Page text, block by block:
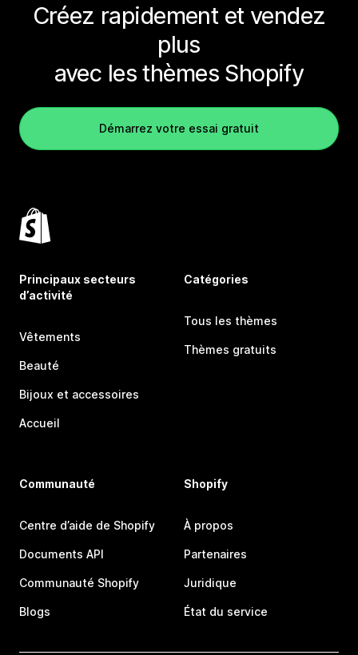
Créez rapidement et vendez
plus
avec les thèmes Shopify
Démarrez votre essai gratuit
Principaux secteurs
d’activité
Vêtements
Beauté
Bijoux et accessoires
Accueil
Catégories
Tous les thèmes
Thèmes gratuits
Communauté
Centre d’aide de Shopify
Documents API
Communauté Shopify
Blogs
Shopify
À propos
Partenaires
Juridique
État du service